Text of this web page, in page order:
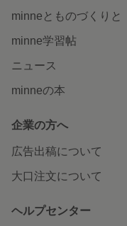
minneとものづくりと
minne学習帖
ニュース
minneの本
企業の方へ
広告出稿について
大口注文について
ヘルプセンター